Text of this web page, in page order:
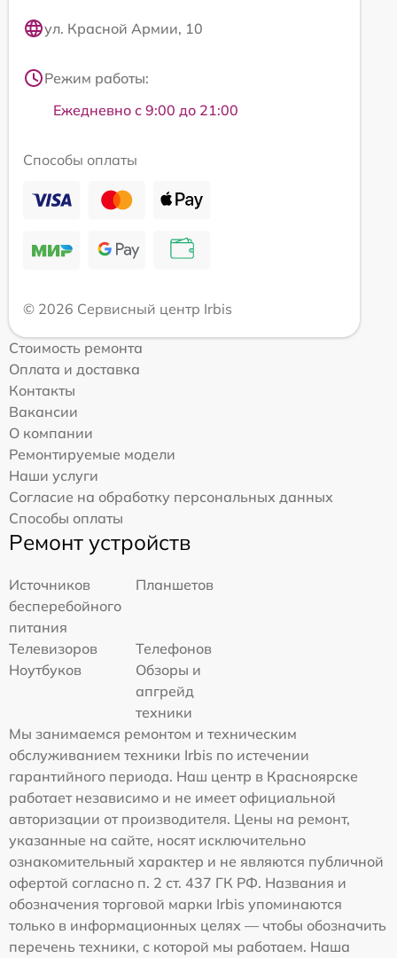
ул. Красной Армии, 10
Режим работы:
Ежедневно с 9:00 до 21:00
Способы оплаты
© 2026 Сервисный центр Irbis
Стоимость ремонта
Оплата и доставка
Контакты
Вакансии
О компании
Ремонтируемые модели
Наши услуги
Согласие на обработку персональных данных
Способы оплаты
Ремонт устройств
Источников
бесперебойного
питания
Планшетов
Телевизоров
Телефонов
Ноутбуков
Обзоры и
апгрейд
техники
Мы занимаемся ремонтом и техническим
обслуживанием техники Irbis по истечении
гарантийного периода. Наш центр в Красноярске
работает независимо и не имеет официальной
авторизации от производителя. Цены на ремонт,
указанные на сайте, носят исключительно
ознакомительный характер и не являются публичной
офертой согласно п. 2 ст. 437 ГК РФ. Названия и
обозначения торговой марки Irbis упоминаются
только в информационных целях — чтобы обозначить
перечень техники, с которой мы работаем. Наша